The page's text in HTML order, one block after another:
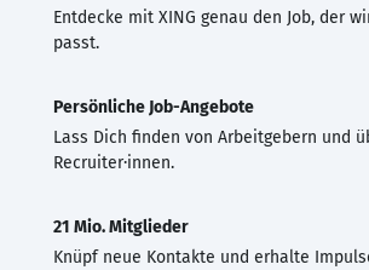
Entdecke mit XING genau den Job, der
passt.
Persönliche Job-Angebote
Lass Dich finden von Arbeitgebern und
Recruiter·innen.
21 Mio. Mitglieder
Knüpf neue Kontakte und erhalte